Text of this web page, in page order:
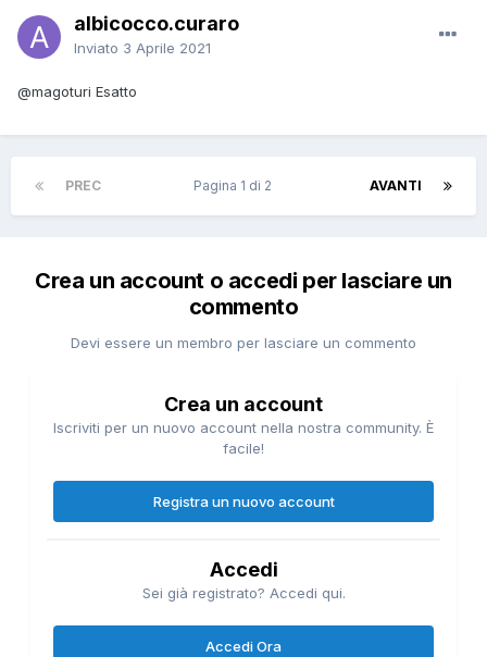
albicocco.curaro
Inviato 3 Aprile 2021
@magoturi Esatto
PREC AVANTI
Pagina 1 di 2
Crea un account o accedi per lasciare un
commento
Devi essere un membro per lasciare un commento
Crea un account
Iscriviti per un nuovo account nella nostra community. È
facile!
Registra un nuovo account
Accedi
Sei già registrato? Accedi qui.
Accedi Ora